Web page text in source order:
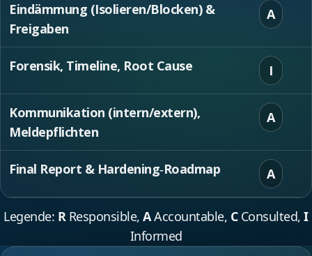
Eindämmung (Isolieren/Blocken) &
Freigaben
A
Forensik, Timeline, Root Cause I
Kommunikation (intern/extern),
Meldepflichten
A
Final Report & Hardening‑Roadmap A
Legende: RResponsible,AAccountable, CConsulted,I
Informed